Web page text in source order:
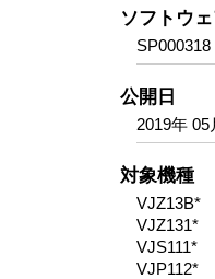
ソフトウ
SP000318
公開日
2019年 05
対象機種
VJZ13B*
VJZ131*
VJS111*
VJP112*